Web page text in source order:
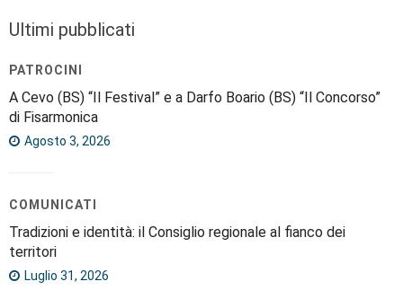
Ultimi pubblicati
PATROCINI
A Cevo (BS) “Il Festival” e a Darfo Boario (BS) “Il Concorso”
di Fisarmonica
Agosto 3, 2026
COMUNICATI
Tradizioni e identità: il Consiglio regionale al fianco dei
territori
Luglio 31, 2026